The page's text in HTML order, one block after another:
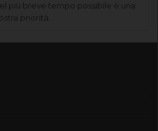
più breve tempo possibile è una
priorità.